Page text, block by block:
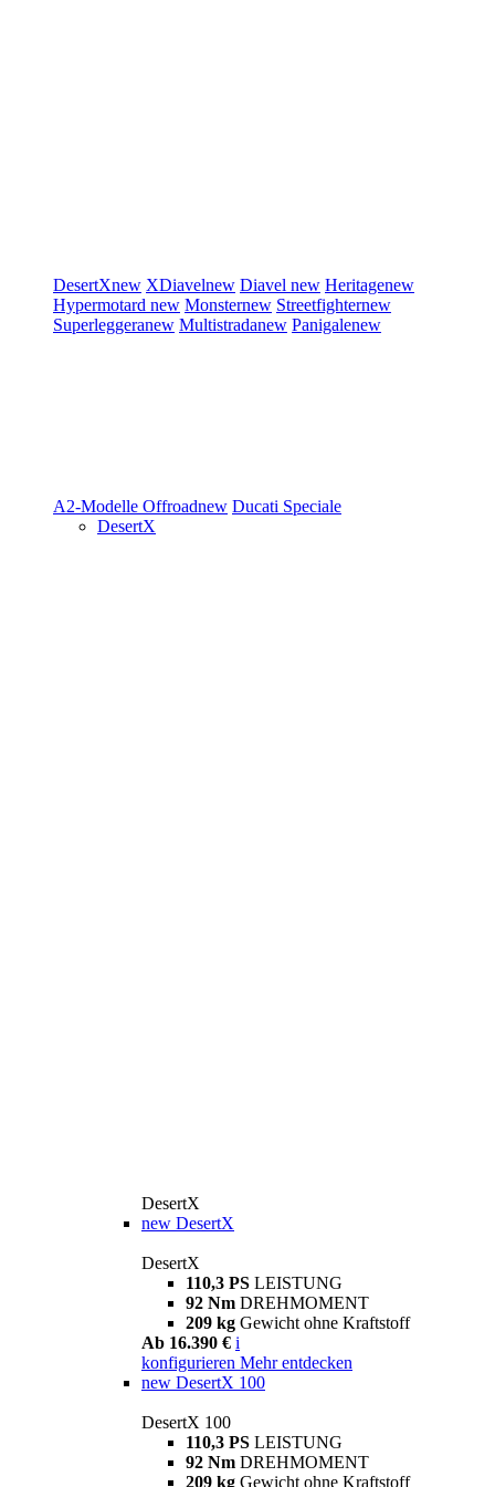
DesertXnew XDiavelnew Diavel new Heritagenew
Hypermotard new Monsternew Streetfighternew
Superleggeranew Multistradanew Panigalenew
A2-Modelle Offroadnew Ducati Speciale
DesertX
DesertX
new DesertX
DesertX
110,3 PS LEISTUNG
92 Nm DREHMOMENT
209 kg Gewicht ohne Kraftstoff
Ab 16.390 € i
konfigurieren Mehr entdecken
new DesertX 100
DesertX 100
110,3 PS LEISTUNG
92 Nm DREHMOMENT
209 kg Gewicht ohne Kraftstoff